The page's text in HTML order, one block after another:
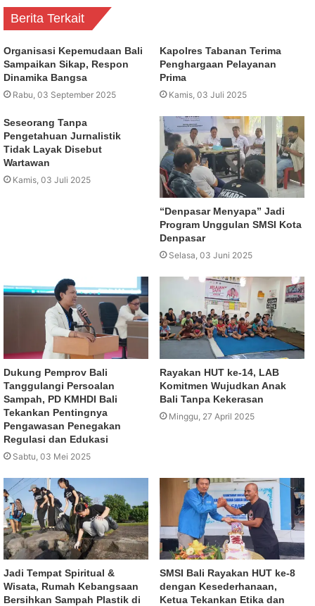
Berita Terkait
Organisasi Kepemudaan Bali
Sampaikan Sikap, Respon
Dinamika Bangsa
Rabu, 03 September 2025
Kapolres Tabanan Terima
Penghargaan Pelayanan
Prima
Kamis, 03 Juli 2025
Seseorang Tanpa
Pengetahuan Jurnalistik
Tidak Layak Disebut
Wartawan
Kamis, 03 Juli 2025
“Denpasar Menyapa” Jadi
Program Unggulan SMSI Kota
Denpasar
Selasa, 03 Juni 2025
Dukung Pemprov Bali
Tanggulangi Persoalan
Sampah, PD KMHDI Bali
Tekankan Pentingnya
Pengawasan Penegakan
Regulasi dan Edukasi
Sabtu, 03 Mei 2025
Rayakan HUT ke-14, LAB
Komitmen Wujudkan Anak
Bali Tanpa Kekerasan
Minggu, 27 April 2025
Jadi Tempat Spiritual &
Wisata, Rumah Kebangsaan
Bersihkan Sampah Plastik di
SMSI Bali Rayakan HUT ke-8
dengan Kesederhanaan,
Ketua Tekankan Etika dan